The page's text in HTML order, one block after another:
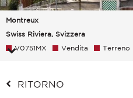
Montreux
Swiss Riviera, Svizzera
V0751MX Vendita Terreno
RITORNO